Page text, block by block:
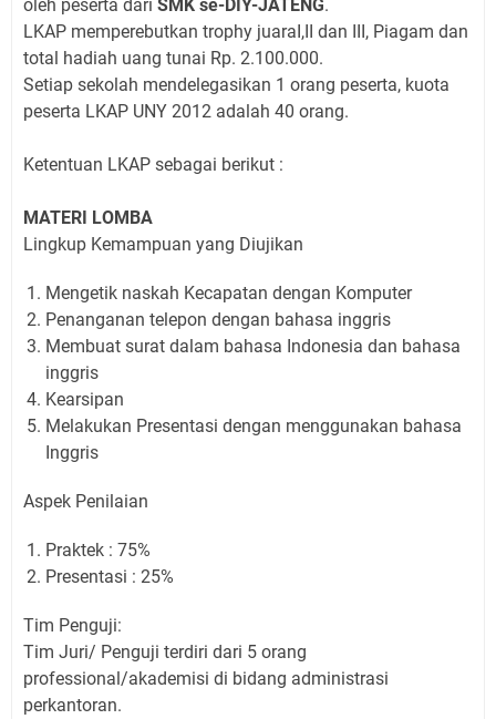
oleh peserta dari SMK se-DIY-JATENG.
LKAP memperebutkan trophy juaraI,II dan III, Piagam dan
total hadiah uang tunai Rp. 2.100.000.
Setiap sekolah mendelegasikan 1 orang peserta, kuota
peserta LKAP UNY 2012 adalah 40 orang.
Ketentuan LKAP sebagai berikut :
MATERI LOMBA
Lingkup Kemampuan yang Diujikan
Mengetik naskah Kecapatan dengan Komputer
Penanganan telepon dengan bahasa inggris
Membuat surat dalam bahasa Indonesia dan bahasa
inggris
Kearsipan
Melakukan Presentasi dengan menggunakan bahasa
Inggris
Aspek Penilaian
Praktek : 75%
Presentasi : 25%
Tim Penguji:
Tim Juri/ Penguji terdiri dari 5 orang
professional/akademisi di bidang administrasi
perkantoran.